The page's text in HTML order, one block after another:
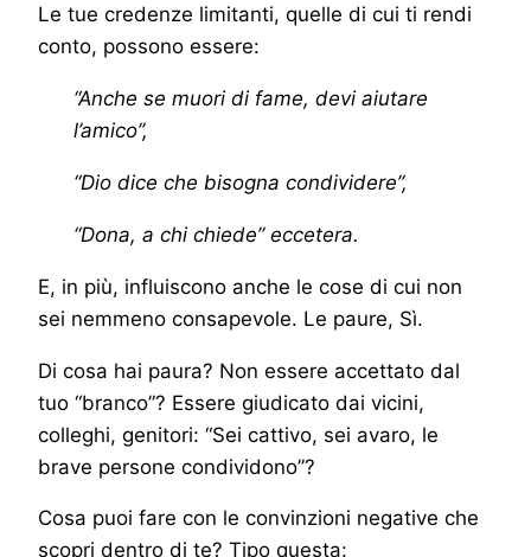
Le tue credenze limitanti, quelle di cui ti rendi
conto, possono essere:
“Anche se muori di fame, devi aiutare
l’amico”,
“Dio dice che bisogna condividere”,
“Dona, a chi chiede” eccetera.
E, in più, influiscono anche le cose di cui non
sei nemmeno consapevole. Le paure, Sì.
Di cosa hai paura? Non essere accettato dal
tuo “branco”? Essere giudicato dai vicini,
colleghi, genitori: “Sei cattivo, sei avaro, le
brave persone condividono”?
Cosa puoi fare con le convinzioni negative che
scopri dentro di te? Tipo questa: